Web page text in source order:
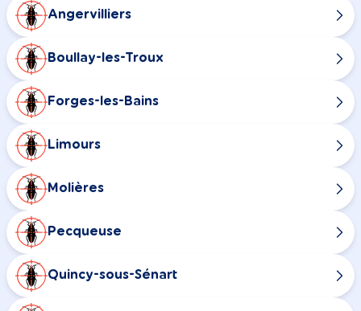
Angervilliers
Boullay-les-Troux
Forges-les-Bains
Limours
Molières
Pecqueuse
Quincy-sous-Sénart